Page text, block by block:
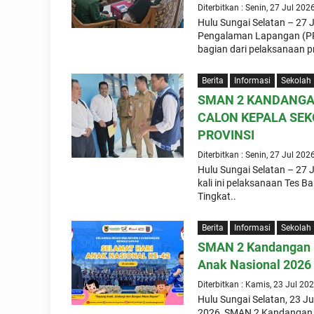
Diterbitkan : Senin, 27 Jul
Hulu Sungai Selatan – 27
Pengalaman Lapangan
bagian dari pelaksanaan
Berita Informasi Sekolah
SMAN 2
CALON KEPALA
PROVINSI
Diterbitkan : Senin, 27 Jul
Hulu Sungai Selatan – 27
kali ini pelaksanaan Tes
Tingkat..
Berita Informasi Sekolah
SMAN 2
Anak Nasional 2026
Diterbitkan : Kamis, 23 Jul
Hulu Sungai Selatan, 23